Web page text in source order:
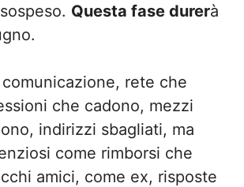
Questa fase durerà
rete che
che cadono, mezzi
indirizzi sbagliati, ma
come rimborsi che
amici, come ex, risposte